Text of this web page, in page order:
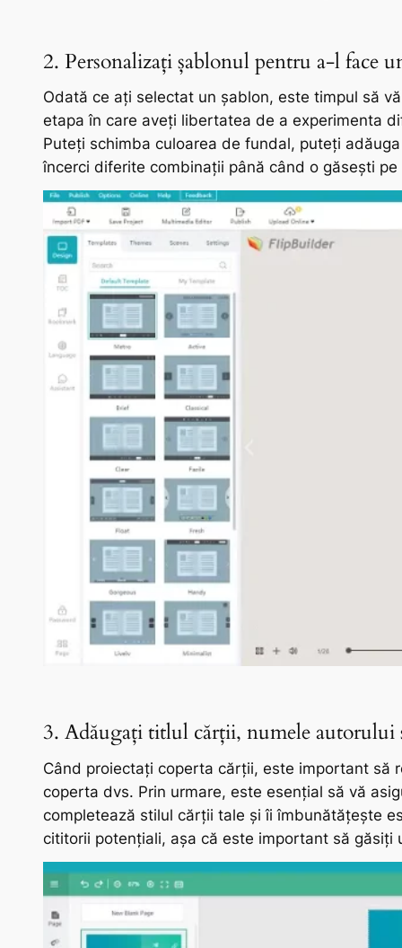
2. Personalizați șablonul pentru a-l face
Odată ce ați selectat un șablon, este timpul să
etapa în care aveți libertatea de a experimenta
Puteți schimba culoarea de fundal, puteți
încerci diferite combinații până când o găsești
3. Adăugați titlul cărții, numele autorului
Când proiectați coperta cărții, este important să
coperta dvs. Prin urmare, este esențial să vă
completează stilul cărții tale și îi îmbunătățește
cititorii potențiali, așa că este important să găsiți